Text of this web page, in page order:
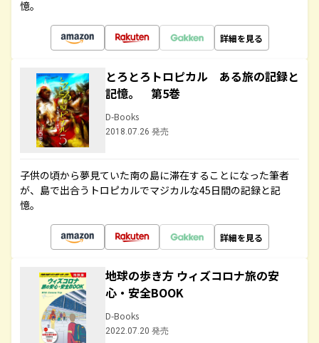
憶。
詳細を見る
とろとろトロピカル ある旅の記録と
記憶。 第5巻
D-Books
2018.07.26 発売
子供の頃から夢見ていた南の島に滞在することになった筆者
が、島で出合うトロピカルでマジカルな45日間の記録と記
憶。
詳細を見る
地球の歩き方 ウィズコロナ旅の安
心・安全BOOK
D-Books
2022.07.20 発売